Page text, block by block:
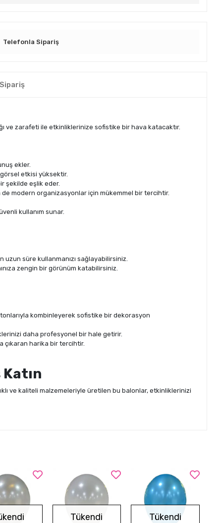
Telefonla Sipariş
ve zarafeti ile etkinliklerinize sofistike bir hava katacaktır.
ekler.
görsel etkisi yüksektir.
şekilde eşlik eder.
de modern organizasyonlar için mükemmel bir tercihtir.
kullanım sunar.
uzun süre kullanmanızı sağlayabilirsiniz.
zengin bir görünüm katabilirsiniz.
kombinleyerek sofistike bir dekorasyon
daha profesyonel bir hale getirir.
çıkaran harika bir tercihtir.
ve kaliteli malzemeleriyle üretilen bu balonlar, etkinliklerinizi
Tükendi Tükendi